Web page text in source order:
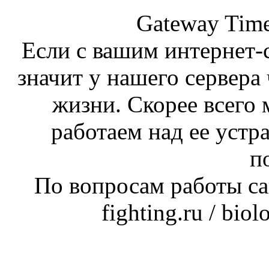
Gateway
Если с вашим интернет-
значит у нашего
жизни. Скорее
работаем над ее
По вопросам работы
fighting.ru /